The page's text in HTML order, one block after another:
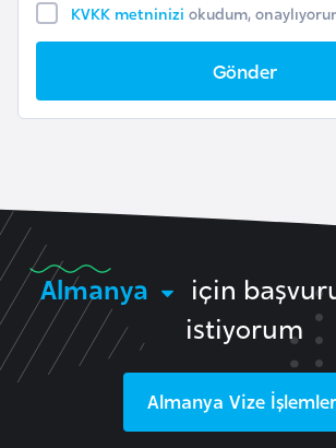
KVKK metninizi okudum,
Gönder
Almanya
için
istiyorum
Almanya Vize
B
l
g
i
t
a